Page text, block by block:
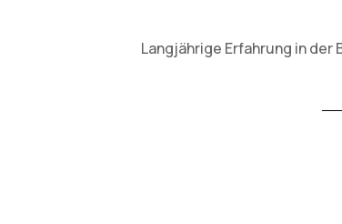
Langjährige Erfahrung in der